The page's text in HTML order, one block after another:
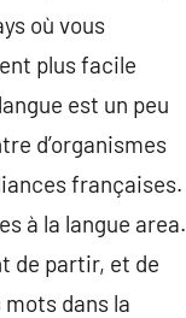
où vous
plus facile
est un peu
d’organismes
françaises.
à la langue area.
de partir, et de
dans la